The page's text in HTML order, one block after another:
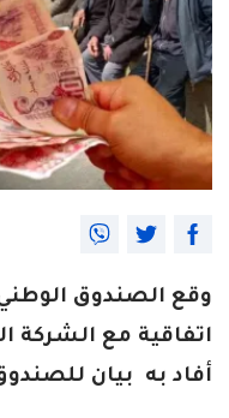
وقع الصندوق
اتفاقية مع الشركة
أفاد به بيان